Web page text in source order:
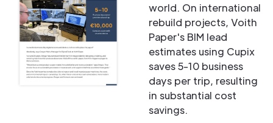
world. On international
rebuild projects, Voith
Paper's BIM lead
estimates using Cupix
saves 5-10 business
days per trip, resulting
in substantial cost
savings.